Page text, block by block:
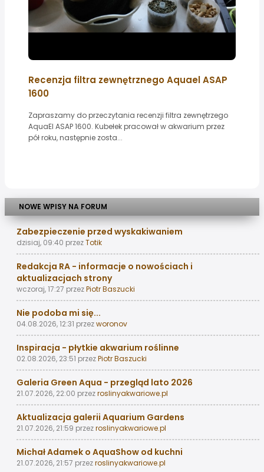
Recenzja filtra zewnętrznego Aquael ASAP
1600
Zapraszamy do przeczytania recenzji filtra zewnętrzego
AquaEl ASAP 1600. Kubełek pracował w akwarium przez
pół roku, następnie zosta...
NOWE WPISY NA FORUM
Zabezpieczenie przed wyskakiwaniem
dzisiaj, 09:40 przezTotik
Redakcja RA - informacje o nowościach i
aktualizacjach strony
wczoraj, 17:27 przezPiotr Baszucki
Nie podoba mi się...
04.08.2026, 12:31 przezworonov
Inspiracja - płytkie akwarium roślinne
02.08.2026, 23:51 przezPiotr Baszucki
Galeria Green Aqua - przegląd lato 2026
21.07.2026, 22:00 przezroslinyakwariowe.pl
Aktualizacja galerii Aquarium Gardens
21.07.2026, 21:59 przezroslinyakwariowe.pl
Michał Adamek o AquaShow od kuchni
21.07.2026, 21:57 przezroslinyakwariowe.pl